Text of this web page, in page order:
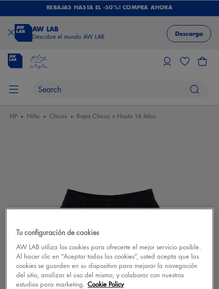
REBAJAS HASTA EL -50%! COMPRA AHORA
AW LAB
Descubre el mundo AW LAB Descarga
HP Niño Chicos Ropa Chicos > Hasta 16 Años
Tu configuración de cookies
AW LAB utiliza los cookies para ofrecerte el mejor servicio posible.
Al hacer clic en “Aceptar todas las cookies”, usted acepta que las
cookies se guarden en su dispositivo para mejorar la navegación
del sitio, analizar el uso del mismo, y colaborar con nuestros
estudios para marketing. Cookie Policy